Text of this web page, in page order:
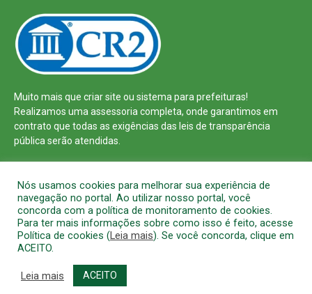
Muito mais que criar site ou sistema para prefeituras!
Realizamos uma assessoria completa, onde garantimos em
contrato que todas as exigências das leis de transparência
pública serão atendidas.
Todos os direitos reservados a Prefeitura Municipal de Barcarena
Acessar Área Administrativa
Nós usamos cookies para melhorar sua experiência de
navegação no portal. Ao utilizar nosso portal, você
concorda com a política de monitoramento de cookies.
Para ter mais informações sobre como isso é feito, acesse
Política de cookies (Leia mais). Se você concorda, clique em
ACEITO.
Leia mais ACEITO